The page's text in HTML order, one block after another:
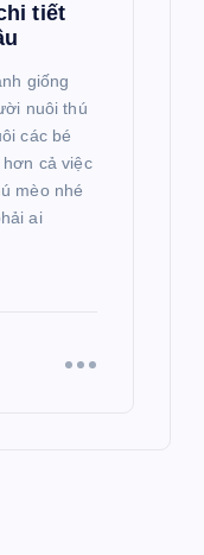
tiết
giống
nuôi thú
các bé
cả việc
mèo nhé
ai